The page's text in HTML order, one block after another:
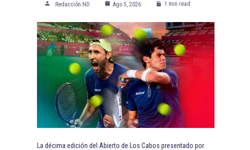
Redacción ND Ago 5, 2026 1 min read
La décima edición del Abierto de Los Cabos presentado por